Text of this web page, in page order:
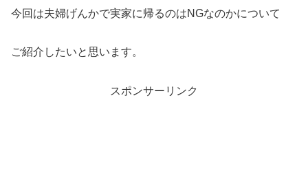
今回は夫婦げんかで実家に帰るのはNGなのかについて
ご紹介したいと思います。
スポンサーリンク